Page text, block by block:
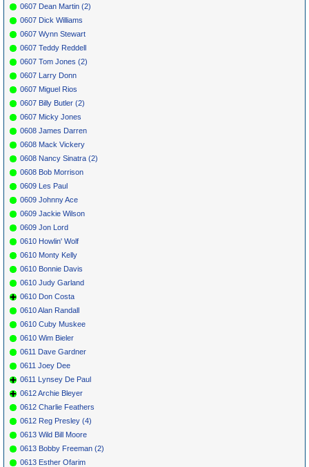
0607 Dean Martin (2)
0607 Dick Williams
0607 Wynn Stewart
0607 Teddy Reddell
0607 Tom Jones (2)
0607 Larry Donn
0607 Miguel Rios
0607 Billy Butler (2)
0607 Micky Jones
0608 James Darren
0608 Mack Vickery
0608 Nancy Sinatra (2)
0608 Bob Morrison
0609 Les Paul
0609 Johnny Ace
0609 Jackie Wilson
0609 Jon Lord
0610 Howlin' Wolf
0610 Monty Kelly
0610 Bonnie Davis
0610 Judy Garland
0610 Don Costa
0610 Alan Randall
0610 Cuby Muskee
0610 Wim Bieler
0611 Dave Gardner
0611 Joey Dee
0611 Lynsey De Paul
0612 Archie Bleyer
0612 Charlie Feathers
0612 Reg Presley (4)
0613 Wild Bill Moore
0613 Bobby Freeman (2)
0613 Esther Ofarim